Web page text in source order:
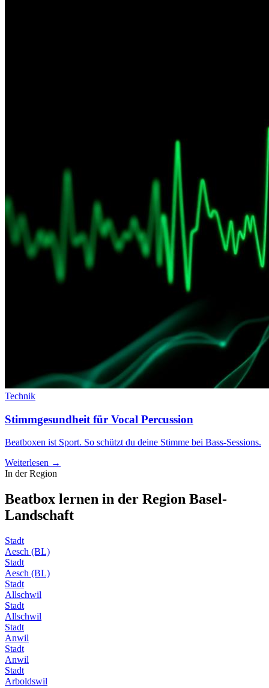
Technik
Stimmgesundheit für Vocal Percussion
Beatboxen ist Sport. So schützt du deine Stimme bei Bass-Sessions.
Weiterlesen →
In der Region
Beatbox lernen in der Region Basel-
Landschaft
Stadt
Aesch (BL)
Stadt
Aesch (BL)
Stadt
Allschwil
Stadt
Allschwil
Stadt
Anwil
Stadt
Anwil
Stadt
Arboldswil